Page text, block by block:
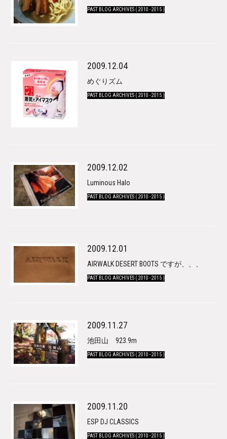
PAST BLOG ARCHIVES ( 2010 - 2015 )
2009.12.04
めぐりズム
PAST BLOG ARCHIVES ( 2010 - 2015 )
2009.12.02
Luminous Halo
PAST BLOG ARCHIVES ( 2010 - 2015 )
2009.12.01
AIRWALK DESERT BOOTS ですが、、、
PAST BLOG ARCHIVES ( 2010 - 2015 )
2009.11.27
池田山 923.9m
PAST BLOG ARCHIVES ( 2010 - 2015 )
2009.11.20
ESP DJ CLASSICS
PAST BLOG ARCHIVES ( 2010 - 2015 )